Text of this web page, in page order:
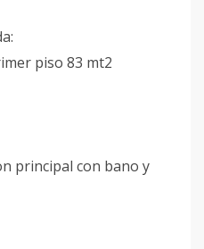
piso 83 mt2
principal con bano y